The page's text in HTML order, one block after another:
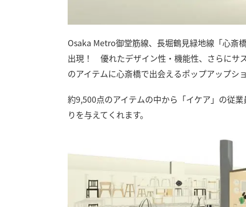
Osaka Metro御堂筋線、長堀鶴見緑地線「心斎
出現！ 優れたデザイン性・機能性、さらにサ
のアイテムに心斎橋で出会えるポップアップショ
約9,500点のアイテムの中から「イケア」の従
りを与えてくれます。